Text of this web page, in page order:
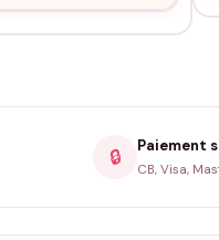
🔒 Paiement
CB, Visa,